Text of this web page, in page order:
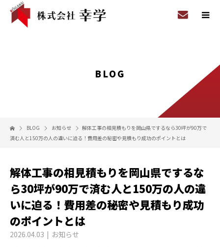
BLOG
BLOG お知らせ
解体工事の相見積もりを岡山県でするなら30坪が90万で
済む人と150万の人の違いに迫る！費用差の秘密や見積もり成功のポイントとは
解体工事の相見積もりを岡山県でするな
ら30坪が90万で済む人と150万の人の違
いに迫る！費用差の秘密や見積もり成功
のポイントとは
2026.04.03 お知らせ